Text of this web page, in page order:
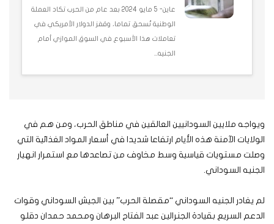
عاين- 5 مايو 2024 بعد عام من الحرب تكاد العملة
الوطنية تُسحق تماما، وقفز الدولار الأمريكي في
تعاملات هذا الأسبوع في السوق الموازي أمام
الجنيه...
ويواجه ملايين السودانيين العالقين في مناطق الحرب، ومن هم في
الولايات الآمنة هذه الأيام ارتفاعا شديدا في أسعار المواد الغذائية التي
وصلت مستويات قياسية وسط مخاوف من تصاعدها مع استمرار انهيار
الجنيه السوداني.
لم يغادر الجنيه السوداني “مقصلة الحرب” بين الجيش السوداني وقوات
الدعم السريع بقيادة الجنرالين عبد الفتاح البرهان ومحمد حمدان دقلو